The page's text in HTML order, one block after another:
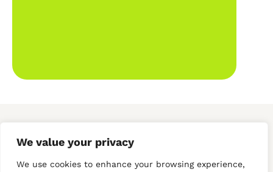
We value your privacy
We use cookies to enhance your browsing experience,